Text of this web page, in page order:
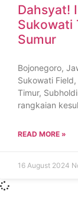
Dahsyat!
Sukowati
Sumur
Bojonegoro,
Sukowati
Timur,
rangkaian
READ MORE »
16 August 2024